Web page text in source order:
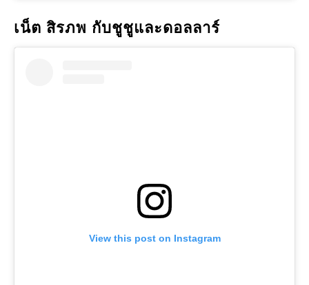
เน็ต สิรภพ กับชูชูและดอลลาร์
View this post on Instagram